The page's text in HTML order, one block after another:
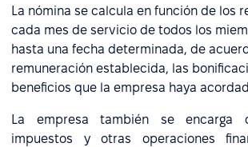
La nómina se calcula en función de los
cada mes de servicio de todos los
hasta una fecha determinada, de
remuneración establecida, las
beneficios que la empresa haya
La empresa también se encarga
impuestos y otras operaciones